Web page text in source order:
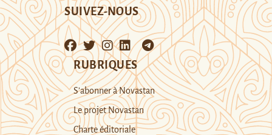
SUIVEZ-NOUS
RUBRIQUES
S’abonner à Novastan
Le projet Novastan
Charte éditoriale